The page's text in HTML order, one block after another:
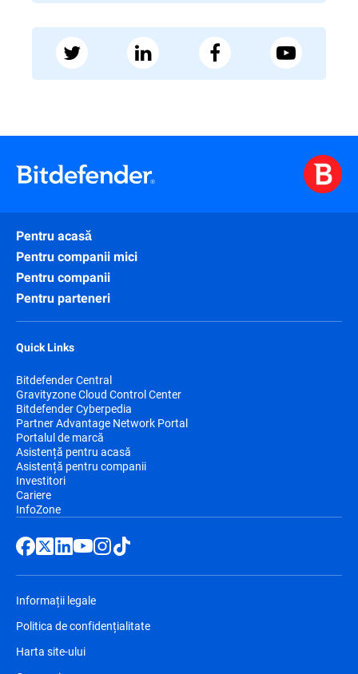
Pentru acasă
Pentru companii mici
Pentru companii
Pentru parteneri
Quick Links
Bitdefender Central
Gravityzone Cloud Control Center
Bitdefender Cyberpedia
Partner Advantage Network Portal
Portalul de marcă
Asistență pentru acasă
Asistență pentru companii
Investitori
Cariere
InfoZone
Informații legale
Politica de confidențialitate
Harta site-ului